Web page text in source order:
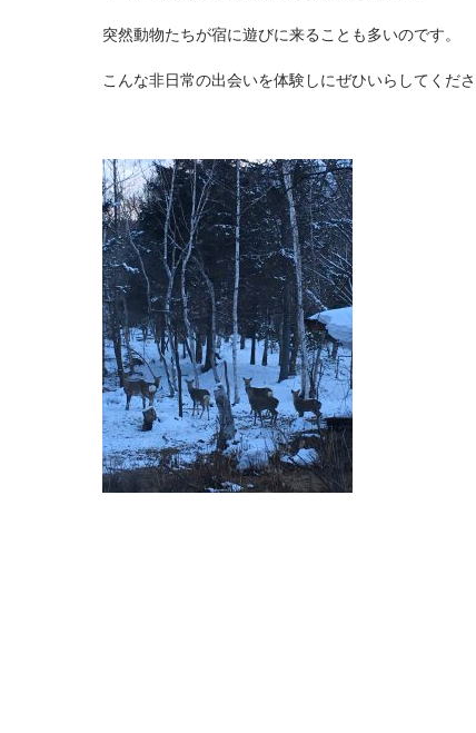
突然動物たちが宿に遊びに来ることも多いのです。
こんな非日常の出会いを体験しにぜひいらしてくださ